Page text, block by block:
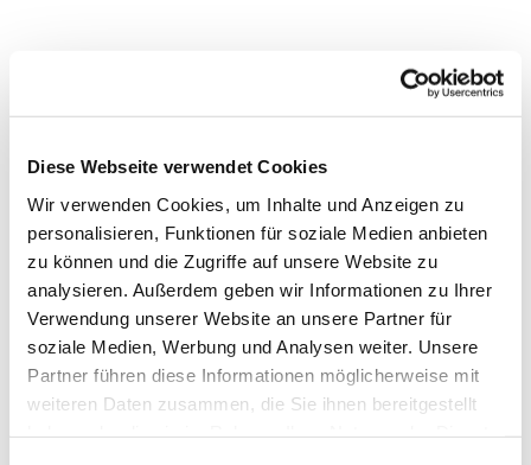
Diese Webseite verwendet Cookies
Wir verwenden Cookies, um Inhalte und Anzeigen zu
personalisieren, Funktionen für soziale Medien anbieten
zu können und die Zugriffe auf unsere Website zu
analysieren. Außerdem geben wir Informationen zu Ihrer
Verwendung unserer Website an unsere Partner für
soziale Medien, Werbung und Analysen weiter. Unsere
Partner führen diese Informationen möglicherweise mit
weiteren Daten zusammen, die Sie ihnen bereitgestellt
Dies könnte Sie auch